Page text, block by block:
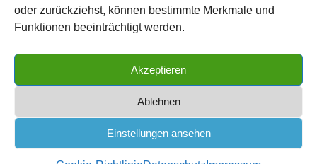
oder zurückziehst, können bestimmte Merkmale und
Funktionen beeinträchtigt werden.
Akzeptieren
Ablehnen
Einstellungen ansehen
Kontakt zu uns
METZGEREIEN.net